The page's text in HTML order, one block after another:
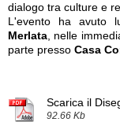
dialogo tra culture e
L'evento ha avuto
Merlata nelle
parte presso Casa
Scarica il
92.66 Kb